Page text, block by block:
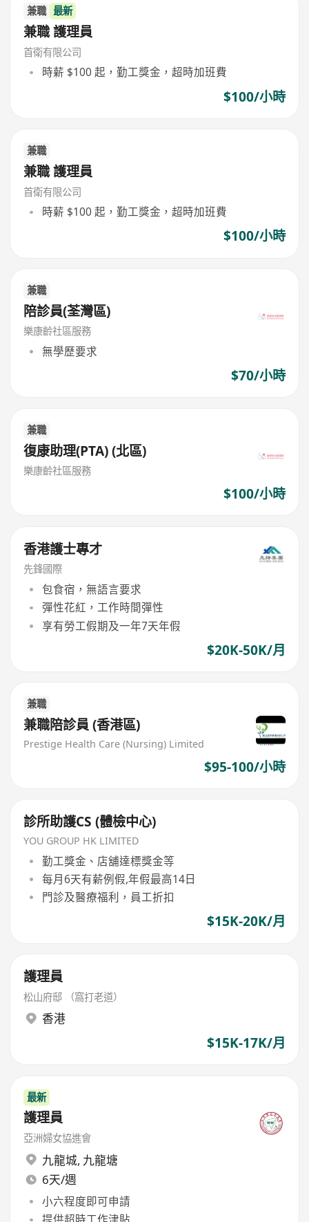
兼職 最新
兼職 護理員
首衛有限公司
時薪 $100 起，勤工獎金，超時加班費
$100/小時
兼職
兼職 護理員
首衛有限公司
時薪 $100 起，勤工獎金，超時加班費
$100/小時
兼職
陪診員(荃灣區)
樂康齡社區服務
無學歷要求
$70/小時
兼職
復康助理(PTA) (北區)
樂康齡社區服務
$100/小時
香港護士專才
先鋒國際
包食宿，無語言要求
彈性花紅，工作時間彈性
享有勞工假期及一年7天年假
$20K-50K/月
兼職
兼職陪診員 (香港區)
Prestige Health Care (Nursing) Limited
$95-100/小時
診所助護CS (體檢中心)
YOU GROUP HK LIMITED
勤工獎金、店舖達標獎金等
每月6天有薪例假,年假最高14日
門診及醫療福利，員工折扣
$15K-20K/月
護理員
松山府邸 （窩打老道）
香港
$15K-17K/月
最新
護理員
亞洲婦女協進會
九龍城, 九龍塘
6天/週
小六程度即可申請